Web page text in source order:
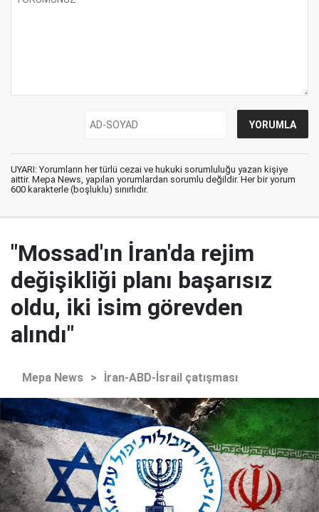
UYARI: Yorumların her türlü cezai ve hukuki sorumluluğu yazan kişiye
aittir. Mepa News, yapılan yorumlardan sorumlu değildir. Her bir yorum
600 karakterle (boşluklu) sınırlıdır.
"Mossad'ın İran'da rejim
değişikliği planı başarısız
oldu, iki isim görevden
alındı"
Mepa News > İran-ABD-İsrail çatışması